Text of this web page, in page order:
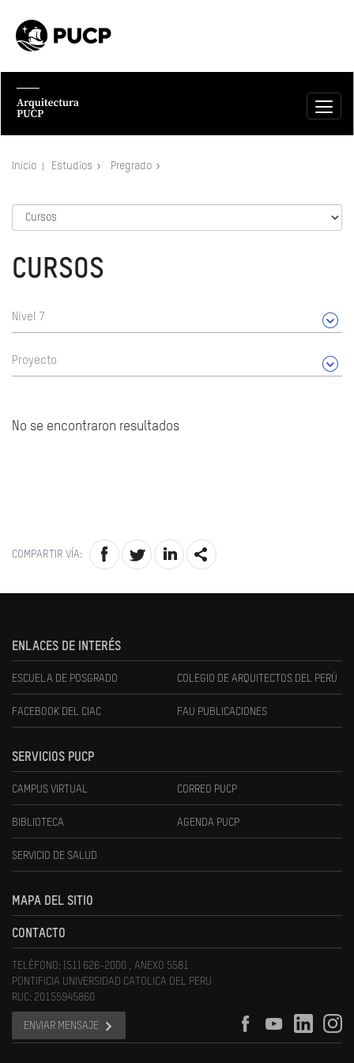
Inicio Estudios Pregrado
CURSOS
Nivel 7
Proyecto
No se encontraron resultados
COMPARTIR VÍA:
ENLACES DE INTERÉS
ESCUELA DE POSGRADO COLEGIO DE ARQUITECTOS DEL PERÚ
FACEBOOK DEL CIAC FAU PUBLICACIONES
SERVICIOS PUCP
CAMPUS VIRTUAL CORREO PUCP
BIBLIOTECA AGENDA PUCP
SERVICIO DE SALUD
MAPA DEL SITIO
CONTACTO
TELÉFONO: (51) 626-2000 , ANEXO 5581
PONTIFICIA UNIVERSIDAD CATOLICA DEL PERU
RUC: 20155945860
ENVIAR MENSAJE